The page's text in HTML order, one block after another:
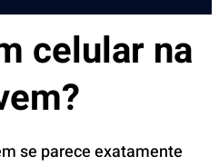
celular na
se parece exatamente